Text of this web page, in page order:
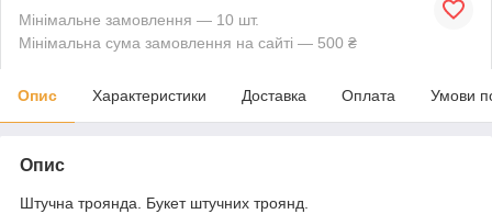
Мінімальне замовлення — 10 шт.
Мінімальна сума замовлення на сайті — 500 ₴
Опис Характеристики Доставка Оплата Умови
Опис
Штучна троянда. Букет штучних троянд.